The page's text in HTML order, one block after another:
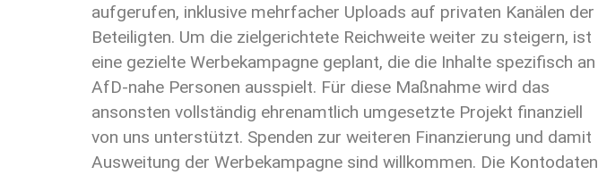
aufgerufen, inklusive mehrfacher Uploads auf privaten Kanälen der
Beteiligten. Um die zielgerichtete Reichweite weiter zu steigern, ist
eine gezielte Werbekampagne geplant, die die Inhalte spezifisch an
AfD-nahe Personen ausspielt. Für diese Maßnahme wird das
ansonsten vollständig ehrenamtlich umgesetzte Projekt finanziell
von uns unterstützt. Spenden zur weiteren Finanzierung und damit
Ausweitung der Werbekampagne sind willkommen. Die Kontodaten